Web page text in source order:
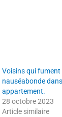
Voisins qui fument
nauséabonde
appartement.
28 octobre 2023
Article similaire